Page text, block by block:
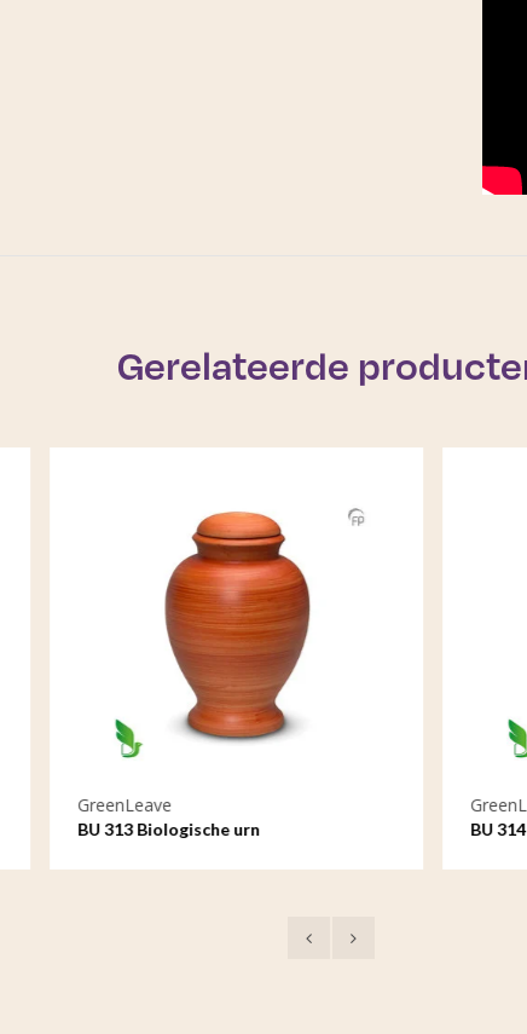
Gerelateerde
313 Biologische urn BU 314 Biologische